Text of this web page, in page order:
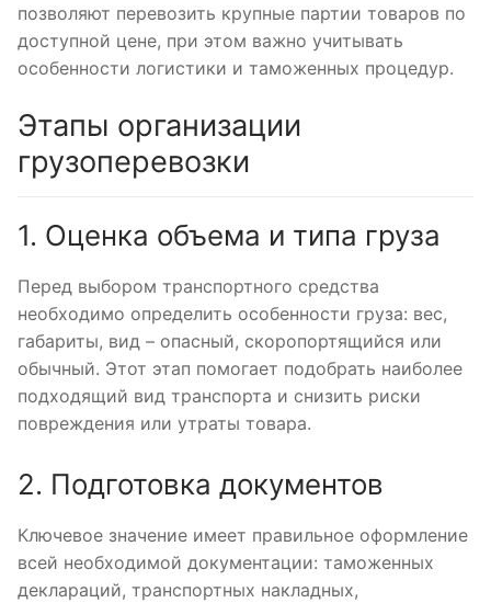
позволяют перевозить крупные партии товаров по
доступной цене, при этом важно учитывать
особенности логистики и таможенных процедур.
Этапы организации
грузоперевозки
1. Оценка объема и типа груза
Перед выбором транспортного средства
необходимо определить особенности груза: вес,
габариты, вид – опасный, скоропортящийся или
обычный. Этот этап помогает подобрать наиболее
подходящий вид транспорта и снизить риски
повреждения или утраты товара.
2. Подготовка документов
Ключевое значение имеет правильное оформление
всей необходимой документации: таможенных
деклараций, транспортных накладных,